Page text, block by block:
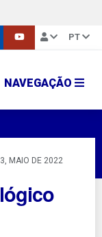
PT
NAVEGAÇÃO
MAIO DE 2022